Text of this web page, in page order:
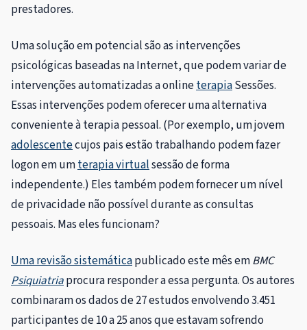
prestadores.
Uma solução em potencial são as intervenções
psicológicas baseadas na Internet, que podem variar de
intervenções automatizadas a onlineterapiaSessões.
Essas intervenções podem oferecer uma alternativa
conveniente à terapia pessoal. (Por exemplo, um jovem
adolescentecujos pais estão trabalhando podem fazer
logon em umterapia virtualsessão de forma
independente.) Eles também podem fornecer um nível
de privacidade não possível durante as consultas
pessoais. Mas eles funcionam?
Uma revisão sistemáticapublicado este mês emBMC
Psiquiatriaprocura responder a essa pergunta. Os autores
combinaram os dados de 27 estudos envolvendo 3.451
participantes de 10 a 25 anos que estavam sofrendo